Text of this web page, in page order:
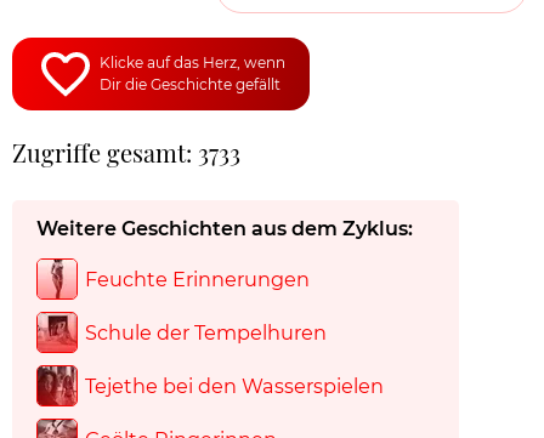
Klicke auf das Herz, wenn
Dir die Geschichte gefällt
Zugriffe gesamt: 3733
Weitere Geschichten aus dem Zyklus:
Feuchte Erinnerungen
Schule der Tempelhuren
Tejethe bei den Wasserspielen